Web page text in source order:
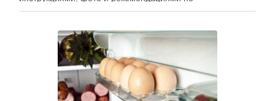
приготовлению. В отличие от печатных изданий,
контент, расширять коллекции блюд и добавлять новые
функции. Ниже …